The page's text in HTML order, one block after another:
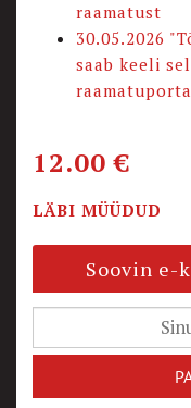
raamatust
30.05.2026
saab keeli
12.00€
LÄBI MÜÜDUD
Soovin e-